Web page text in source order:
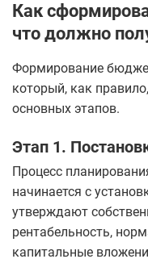
Как
что должно
Формирование
который, как
основных этапов.
Этап 1.
Процесс
начинается с
утверждают
рентабельность,
капитальные